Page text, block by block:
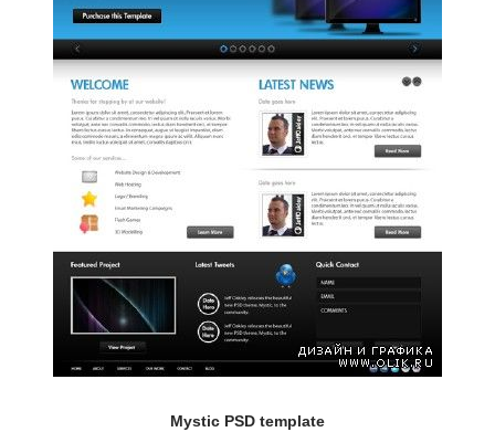
Mystic PSD template